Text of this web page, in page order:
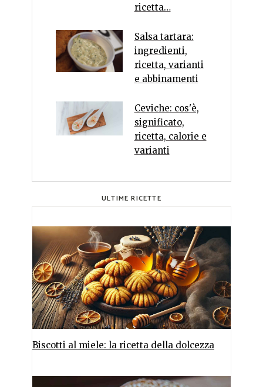
ricetta…
Salsa tartara:
ingredienti,
ricetta, varianti
e abbinamenti
Ceviche: cos'è,
significato,
ricetta, calorie e
varianti
ULTIME RICETTE
Biscotti al miele: la ricetta della dolcezza